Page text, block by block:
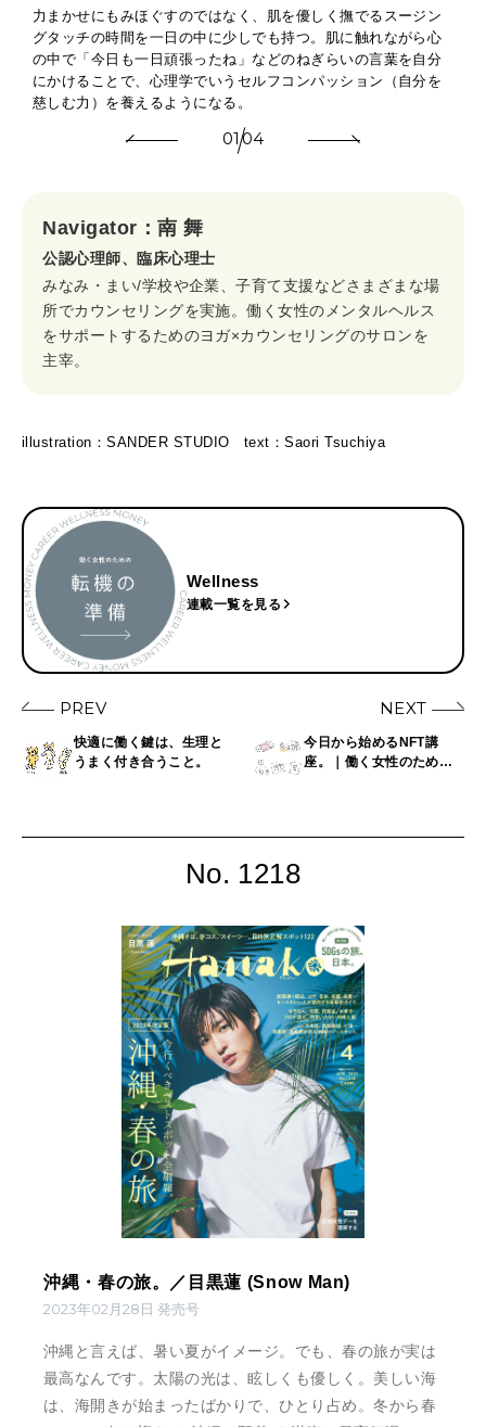
力まかせにもみほぐすのではなく、肌を優しく撫でるスージン
グタッチの時間を一日の中に少しでも持つ。肌に触れながら心
の中で「今日も一日頑張ったね」などのねぎらいの言葉を自分
にかけることで、心理学でいうセルフコンパッション（自分を
慈しむ力）を養えるようになる。
0104
Navigator：南 舞
公認心理師、臨床心理士
みなみ・まい/学校や企業、子育て支援などさまざまな場
所でカウンセリングを実施。働く女性のメンタルヘルス
をサポートするためのヨガ×カウンセリングのサロンを
主宰。
illustration：SANDER STUDIO text：Saori Tsuchiya
Wellness
連載一覧を見る
PREV
快適に働く鍵は、生理と
うまく付き合うこと。
NEXT
今日から始めるNFT講
座。｜働く女性のための
No. 1218
沖縄・春の旅。／目黒蓮 (Snow Man)
2023年02月28日 発売号
沖縄と言えば、暑い夏がイメージ。でも、春の旅が実は
最高なんです。太陽の光は、眩しくも優しく。美しい海
は、海開きが始まったばかりで、ひとり占め。冬から春